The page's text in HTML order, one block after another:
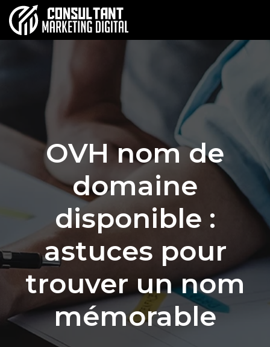
OVH nom de
domaine
disponible :
astuces pour
trouver un nom
mémorable